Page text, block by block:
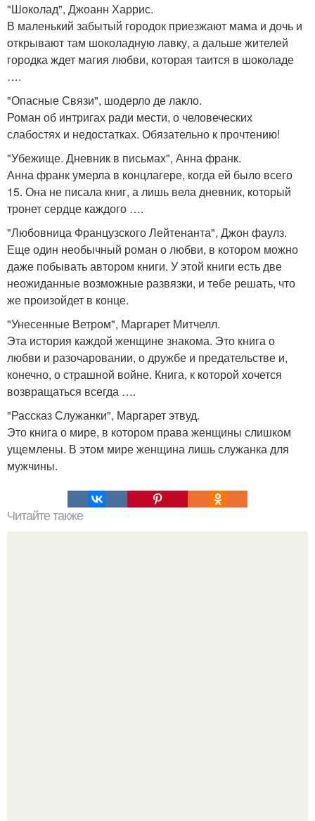
"Шоколад", Джоанн Харрис.
В маленький забытый городок приезжают мама и дочь и
открывают там шоколадную лавку, а дальше жителей
городка ждет магия любви, которая таится в шоколаде
….
"Опасные Связи", шодерло де лакло.
Роман об интригах ради мести, о человеческих
слабостях и недостатках. Обязательно к прочтению!
"Убежище. Дневник в письмах", Анна франк.
Анна франк умерла в концлагере, когда ей было всего
15. Она не писала книг, а лишь вела дневник, который
тронет сердце каждого ….
"Любовница Французского Лейтенанта", Джон фаулз.
Еще один необычный роман о любви, в котором можно
даже побывать автором книги. У этой книги есть две
неожиданные возможные развязки, и тебе решать, что
же произойдет в конце.
"Унесенные Ветром", Маргарет Митчелл.
Эта история каждой женщине знакома. Это книга о
любви и разочаровании, о дружбе и предательстве и,
конечно, о страшной войне. Книга, к которой хочется
возвращаться всегда ….
"Рассказ Служанки", Маргарет этвуд.
Это книга о мире, в котором права женщины слишком
ущемлены. В этом мире женщина лишь служанка для
мужчины.
Читайте также